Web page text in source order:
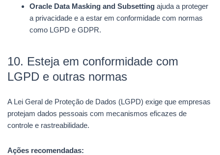
Oracle Data Masking and Subsetting ajuda a proteger
a privacidade e a estar em conformidade com normas
como LGPD e GDPR.
10. Esteja em conformidade com
LGPD e outras normas
A Lei Geral de Proteção de Dados (LGPD) exige que empresas
protejam dados pessoais com mecanismos eficazes de
controle e rastreabilidade.
Ações recomendadas: